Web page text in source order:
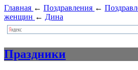
Главная ← Поздравления ←
женщин ← Дина
Праздники